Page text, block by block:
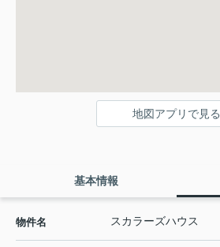
地図アプリで見る
基本情報
物件名 スカラーズハウス